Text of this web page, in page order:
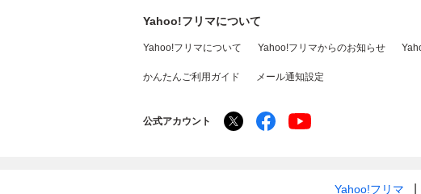
Yahoo!フリマについて
Yahoo!フリマについて Yahoo!フリマからのお知らせ
かんたんご利用ガイド メール通知設定
公式アカウント
Yahoo!フリマ